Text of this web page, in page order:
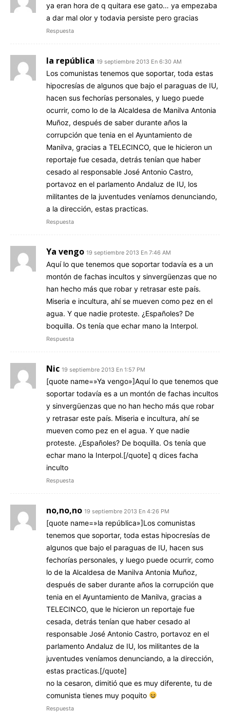
ya eran hora de q quitara ese gato… ya empezaba
a dar mal olor y todavia persiste pero gracias
Respuesta
la república 19 septiembre 2013 En 6:30 AM
Los comunistas tenemos que soportar, toda estas
hipocresías de algunos que bajo el paraguas de IU,
hacen sus fechorías personales, y luego puede
ocurrir, como lo de la Alcaldesa de Manilva Antonia
Muñoz, después de saber durante años la
corrupción que tenia en el Ayuntamiento de
Manilva, gracias a TELECINCO, que le hicieron un
reportaje fue cesada, detrás tenían que haber
cesado al responsable José Antonio Castro,
portavoz en el parlamento Andaluz de IU, los
militantes de la juventudes veníamos denunciando,
a la dirección, estas practicas.
Respuesta
Ya vengo 19 septiembre 2013 En 7:46 AM
Aquí lo que tenemos que soportar todavía es a un
montón de fachas incultos y sinvergüenzas que no
han hecho más que robar y retrasar este país.
Miseria e incultura, ahí se mueven como pez en el
agua. Y que nadie proteste. ¿Españoles? De
boquilla. Os tenía que echar mano la Interpol.
Respuesta
Nic 19 septiembre 2013 En 1:57 PM
[quote name=»Ya vengo»]Aquí lo que tenemos que
soportar todavía es a un montón de fachas incultos
y sinvergüenzas que no han hecho más que robar
y retrasar este país. Miseria e incultura, ahí se
mueven como pez en el agua. Y que nadie
proteste. ¿Españoles? De boquilla. Os tenía que
echar mano la Interpol.[/quote] q dices facha
inculto
Respuesta
no,no,no 19 septiembre 2013 En 4:26 PM
[quote name=»la república»]Los comunistas
tenemos que soportar, toda estas hipocresías de
algunos que bajo el paraguas de IU, hacen sus
fechorías personales, y luego puede ocurrir, como
lo de la Alcaldesa de Manilva Antonia Muñoz,
después de saber durante años la corrupción que
tenia en el Ayuntamiento de Manilva, gracias a
TELECINCO, que le hicieron un reportaje fue
cesada, detrás tenían que haber cesado al
responsable José Antonio Castro, portavoz en el
parlamento Andaluz de IU, los militantes de la
juventudes veníamos denunciando, a la dirección,
estas practicas.[/quote]
no la cesaron, dimitió que es muy diferente, tu de
comunista tienes muy poquito
Respuesta